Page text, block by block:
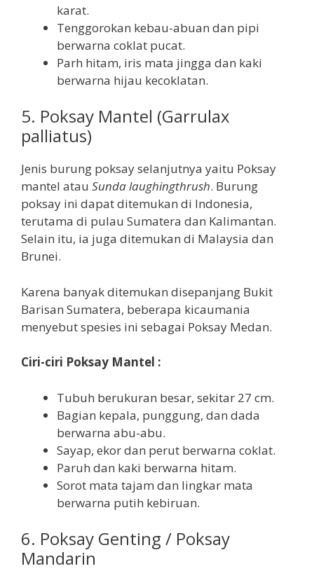
karat.
Tenggorokan kebau-abuan dan pipi
berwarna coklat pucat.
Parh hitam, iris mata jingga dan kaki
berwarna hijau kecoklatan.
5. Poksay Mantel (Garrulax
palliatus)
Jenis burung poksay selanjutnya yaitu Poksay
mantel atau Sunda laughingthrush. Burung
poksay ini dapat ditemukan di Indonesia,
terutama di pulau Sumatera dan Kalimantan.
Selain itu, ia juga ditemukan di Malaysia dan
Brunei.
Karena banyak ditemukan disepanjang Bukit
Barisan Sumatera, beberapa kicaumania
menyebut spesies ini sebagai Poksay Medan.
Ciri-ciri Poksay Mantel :
Tubuh berukuran besar, sekitar 27 cm.
Bagian kepala, punggung, dan dada
berwarna abu-abu.
Sayap, ekor dan perut berwarna coklat.
Paruh dan kaki berwarna hitam.
Sorot mata tajam dan lingkar mata
berwarna putih kebiruan.
6. Poksay Genting / Poksay
Mandarin